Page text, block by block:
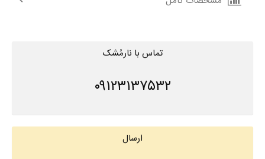
تماس با نارمُشک
۰۹۱۲۳۱۳۷۵۳۲
ارسال